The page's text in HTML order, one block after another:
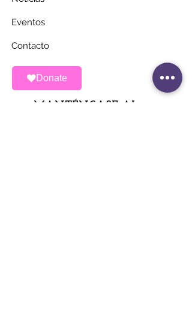
Donate
Eventos
Contacto
MANTÉNGASE AL